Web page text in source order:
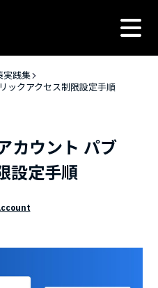
実践集
ックアクセス制限設定手順
カウント パブ
設定手順